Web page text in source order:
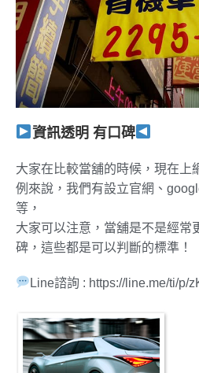
資訊透明 有口碑
大家在比較當舖的時候，現在上
例來說，我們有設立官網、
等，
大家可以注意，當舖是不是經常
碑，這些都是可以判斷的標準！
Line諮詢 : https://line.me/ti/p/